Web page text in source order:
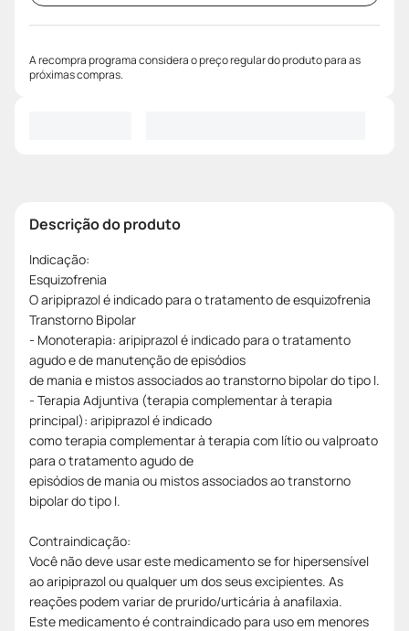
A recompra programa considera o preço regular do produto para as
próximas compras.
Descrição do produto
Indicação:
Esquizofrenia
O aripiprazol é indicado para o tratamento de esquizofrenia
Transtorno Bipolar
- Monoterapia: aripiprazol é indicado para o tratamento
agudo e de manutenção de episódios
de mania e mistos associados ao transtorno bipolar do tipo I.
- Terapia Adjuntiva (terapia complementar à terapia
principal): aripiprazol é indicado
como terapia complementar à terapia com lítio ou valproato
para o tratamento agudo de
episódios de mania ou mistos associados ao transtorno
bipolar do tipo I.
Contraindicação:
Você não deve usar este medicamento se for hipersensível
ao aripiprazol ou qualquer um dos seus excipientes. As
reações podem variar de prurido/urticária à anafilaxia.
Este medicamento é contraindicado para uso em menores